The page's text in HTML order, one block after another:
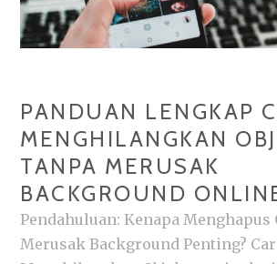
PANDUAN LENGKAP
MENGHILANGKAN
TANPA MERUSAK
BACKGROUND
Pendahuluan: Kenapa Menghapus
Merusak Background Penting?